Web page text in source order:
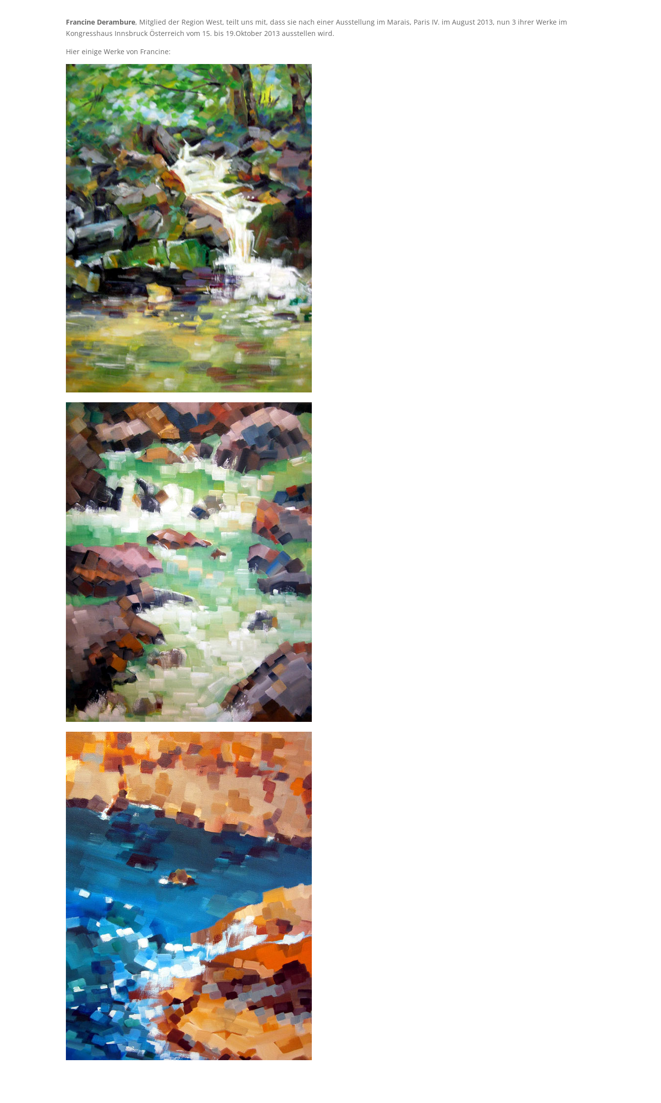
Francine Derambure, Mitglied der Region West, teilt uns mit, dass sie nach einer Ausstellung im Marais, Paris IV. im August 2013, nun 3 ihrer Werke im
Kongresshaus Innsbruck Österreich vom 15. bis 19.Oktober 2013 ausstellen wird.
Hier einige Werke von Francine: